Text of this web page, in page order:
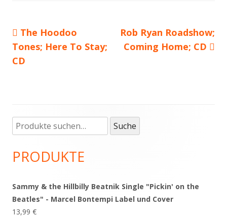
Beitragsnavigation
Vorheriger
Beitrag:
The Hoodoo
Tones; Here To Stay;
CD
Nächster
Beitrag
Rob Ryan Roadshow;
Coming Home; CD
Haupt-
Seitenleiste
Suche
nach:
Suche
PRODUKTE
Sammy & the Hillbilly Beatnik Single "Pickin' on the
Beatles" - Marcel Bontempi Label und Cover
13,99 €